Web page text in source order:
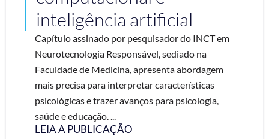
inteligência artificial
Capítulo assinado por pesquisador do INCT em
Neurotecnologia Responsável, sediado na
Faculdade de Medicina, apresenta abordagem
mais precisa para interpretar características
psicológicas e trazer avanços para psicologia,
saúde e educação. ...
LEIA A PUBLICAÇÃO